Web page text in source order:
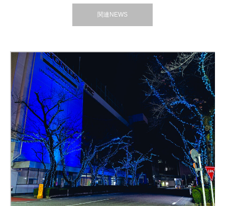
関連NEWS